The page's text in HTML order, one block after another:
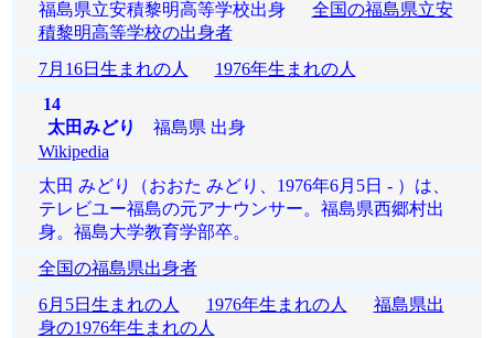
福島県立安積黎明高等学校出身 全国の福島県立安
積黎明高等学校の出身者
7月16日生まれの人
1976年生まれの人
14
太田みどり
福島県 出身
Wikipedia
太田 みどり（おおた みどり、1976年6月5日 - ）は、
テレビユー福島の元アナウンサー。福島県西郷村出
身。福島大学教育学部卒。
全国の福島県出身者
6月5日生まれの人
1976年生まれの人
福島県出
身の1976年生まれの人